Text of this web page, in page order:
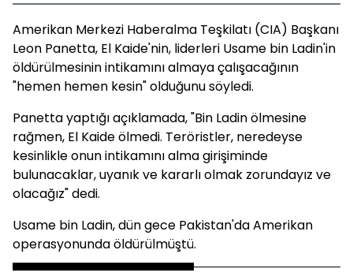
Amerikan Merkezi Haberalma Teşkilatı (CIA) Başkanı
Leon Panetta, El Kaide'nin, liderleri Usame bin Ladin'in
öldürülmesinin intikamını almaya çalışacağının
"hemen hemen kesin" olduğunu söyledi.
Panetta yaptığı açıklamada, "Bin Ladin ölmesine
rağmen, El Kaide ölmedi. Teröristler, neredeyse
kesinlikle onun intikamını alma girişiminde
bulunacaklar, uyanık ve kararlı olmak zorundayız ve
olacağız" dedi.
Usame bin Ladin, dün gece Pakistan'da Amerikan
operasyonunda öldürülmüştü.